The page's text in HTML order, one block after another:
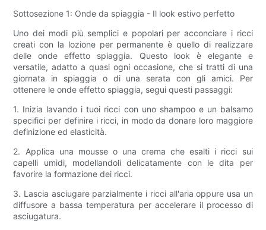
Sottosezione 1: Onde da spiaggia - Il look estivo perfetto
Uno dei modi più semplici e popolari per acconciare i ricci
creati con la lozione per permanente è quello di realizzare
delle onde effetto spiaggia. Questo look è elegante e
versatile, adatto a quasi ogni occasione, che si tratti di una
giornata in spiaggia o di una serata con gli amici. Per
ottenere le onde effetto spiaggia, segui questi passaggi:
1. Inizia lavando i tuoi ricci con uno shampoo e un balsamo
specifici per definire i ricci, in modo da donare loro maggiore
definizione ed elasticità.
2. Applica una mousse o una crema che esalti i ricci sui
capelli umidi, modellandoli delicatamente con le dita per
favorire la formazione dei ricci.
3. Lascia asciugare parzialmente i ricci all'aria oppure usa un
diffusore a bassa temperatura per accelerare il processo di
asciugatura.